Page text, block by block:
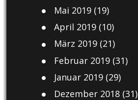
Mai 2019(19)
April 2019(10)
März 2019(21)
Februar 2019(31)
Januar 2019(29)
Dezember 2018(31)